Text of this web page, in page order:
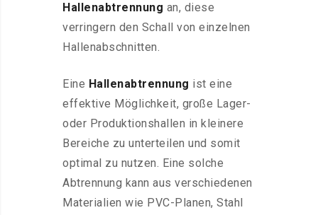
Hallenabtrennung an, diese
verringern den Schall von einzelnen
Hallenabschnitten.
Eine Hallenabtrennung ist eine
effektive Möglichkeit, große Lager-
oder Produktionshallen in kleinere
Bereiche zu unterteilen und somit
optimal zu nutzen. Eine solche
Abtrennung kann aus verschiedenen
Materialien wie PVC-Planen, Stahl